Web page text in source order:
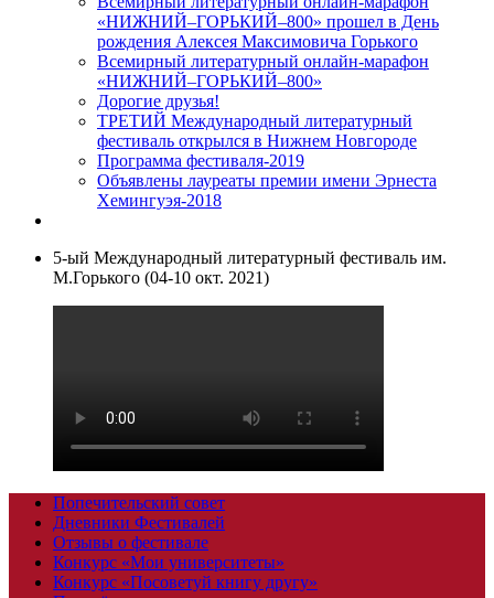
«НИЖНИЙ–ГОРЬКИЙ–800» прошел в День
рождения Алексея Максимовича Горького
Всемирный литературный онлайн-марафон
«НИЖНИЙ–ГОРЬКИЙ–800»
Дорогие друзья!
ТРЕТИЙ Международный литературный
фестиваль открылся в Нижнем Новгороде
Программа фестиваля-2019
Объявлены лауреаты премии имени Эрнеста
Хемингуэя-2018
5-ый Международный литературный фестиваль им.
М.Горького (04-10 окт. 2021)
Попечительский совет
Дневники Фестивалей
Отзывы о фестивале
Конкурс «Мои университеты»
Конкурс «Посоветуй книгу другу»